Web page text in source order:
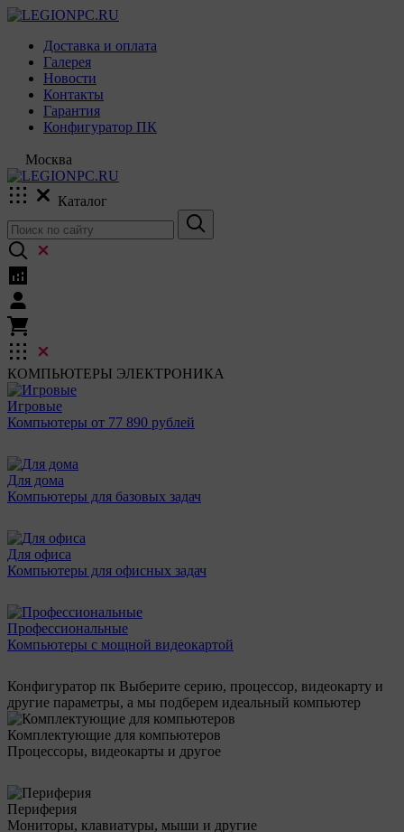
Доставка и оплата
Галерея
Новости
Контакты
Гарантия
Конфигуратор ПК
Москва
Каталог
КОМПЬЮТЕРЫ ЭЛЕКТРОНИКА
Игровые
Компьютеры от 77 890 рублей
Для дома
Компьютеры для базовых задач
Для офиса
Компьютеры для офисных задач
Профессиональные
Компьютеры с мощной видеокартой
Конфигуратор пк Выберите серию, процессор, видеокарту и
другие параметры, а мы подберем идеальный компьютер
Комплектующие для компьютеров
Процессоры, видеокарты и другое
Периферия
Мониторы, клавиатуры, мыши и другие